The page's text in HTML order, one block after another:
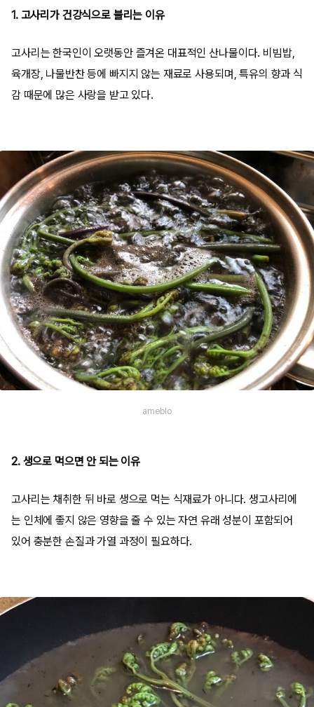
1. 고사리가 건강식으로 불리는 이유
고사리는 한국인이 오랫동안 즐겨온 대표적인 산나물이다. 비빔밥,
육개장, 나물반찬 등에 빠지지 않는 재료로 사용되며, 특유의 향과 식
감 때문에 많은 사랑을 받고 있다.
ameblo
2. 생으로 먹으면 안 되는 이유
고사리는 채취한 뒤 바로 생으로 먹는 식재료가 아니다. 생고사리에
는 인체에 좋지 않은 영향을 줄 수 있는 자연 유래 성분이 포함되어
있어 충분한 손질과 가열 과정이 필요하다.